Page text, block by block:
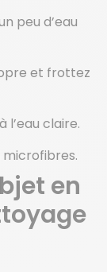
peu d’eau
et frottez
l’eau claire.
microfibres.
en